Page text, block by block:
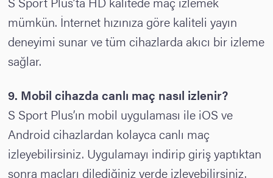
mümkün. İnternet hızınıza göre kaliteli yayın
deneyimi sunar ve tüm cihazlarda akıcı bir izleme
sağlar.
9. Mobil cihazda canlı maç nasıl izlenir?
S Sport Plus’ın mobil uygulaması ile iOS ve
Android cihazlardan kolayca canlı maç
izleyebilirsiniz. Uygulamayı indirip giriş yaptıktan
sonra maçları dilediğiniz yerde izleyebilirsiniz.